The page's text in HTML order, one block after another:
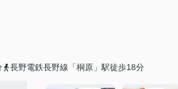
長野電鉄長野線「桐原」駅徒歩18分